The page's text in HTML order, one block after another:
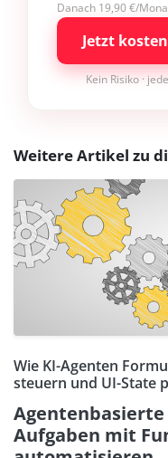
Danach 19,90 €/
Jetzt
Kein Risiko ·
Weitere Artikel zu
Wie KI-Agenten
steuern und UI-State
Agentenbasierte
Aufgaben mit